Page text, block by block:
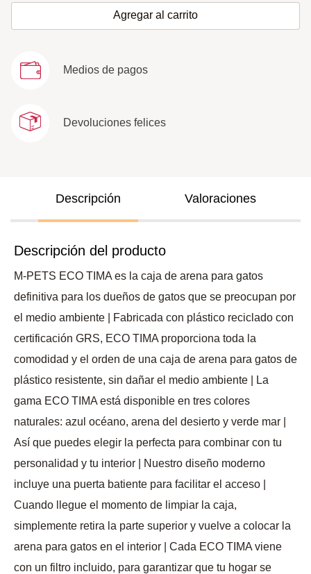
Agregar al carrito
Medios de pagos
Devoluciones felices
Descripción Valoraciones
Descripción del producto
M-PETS ECO TIMA es la caja de arena para gatos
definitiva para los dueños de gatos que se preocupan por
el medio ambiente | Fabricada con plástico reciclado con
certificación GRS, ECO TIMA proporciona toda la
comodidad y el orden de una caja de arena para gatos de
plástico resistente, sin dañar el medio ambiente | La
gama ECO TIMA está disponible en tres colores
naturales: azul océano, arena del desierto y verde mar |
Así que puedes elegir la perfecta para combinar con tu
personalidad y tu interior | Nuestro diseño moderno
incluye una puerta batiente para facilitar el acceso |
Cuando llegue el momento de limpiar la caja,
simplemente retira la parte superior y vuelve a colocar la
arena para gatos en el interior | Cada ECO TIMA viene
con un filtro incluido, para garantizar que tu hogar se